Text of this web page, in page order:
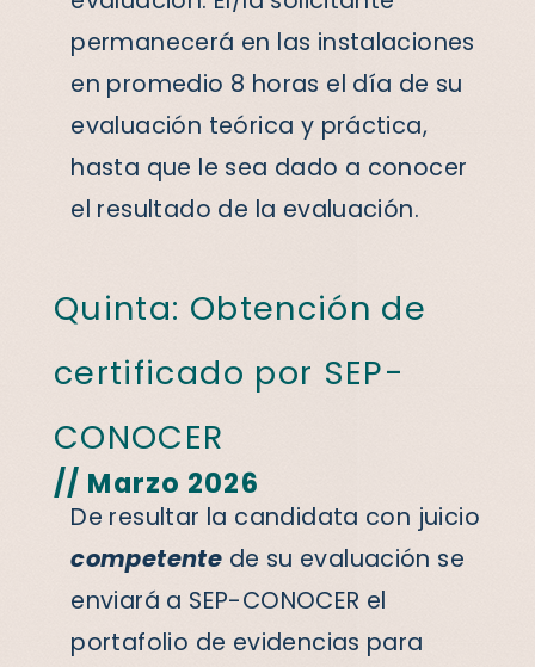
permanecerá en las instalaciones
en promedio 8 horas el día de su
evaluación teórica y práctica,
hasta que le sea dado a conocer
el resultado de la evaluación.
Quinta: Obtención de
certificado por SEP-
CONOCER
// Marzo 2026
De resultar la candidata con juicio
competente de su evaluación se
enviará a SEP-CONOCER el
portafolio de evidencias para